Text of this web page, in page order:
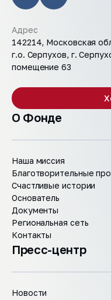
Адрес
142214, Московская
г.о. Серпухов, г.
помещение 63
О Фонде
Наша миссия
Благотворительные
Счастливые истории
Основатель
Документы
Региональная сеть
Контакты
Пресс-центр
Новости